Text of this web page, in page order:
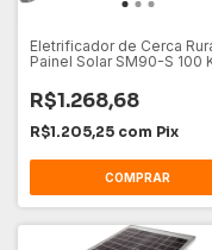
Eletrificador de Cerca
Painel Solar SM90-S 100
R$1.268,68
R$1.205,25 com Pix